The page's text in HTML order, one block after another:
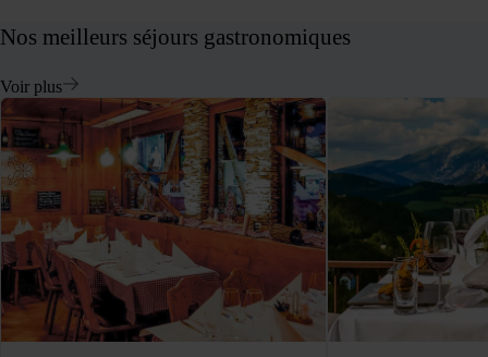
Nos meilleurs séjours gastronomiques
Voir plus